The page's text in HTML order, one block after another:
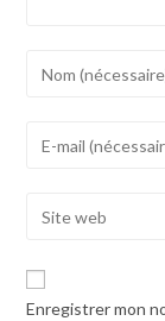
to
address
comment
website
URL
Enregistrer mon